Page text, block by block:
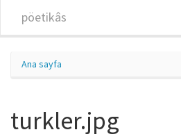
pöetikâs
Ana sayfa
turkler.jpg